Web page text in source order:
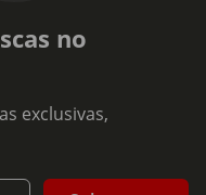
no
exclusivas,